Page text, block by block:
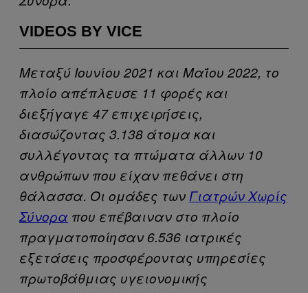
VIDEOS BY VICE
Μεταξύ Ιουνίου 2021 και Μαΐου 2022, το
πλοίο απέπλευσε 11 φορές και
διεξήγαγε 47 επιχειρήσεις,
διασώζοντας 3.138 άτομα και
συλλέγοντας τα πτώματα άλλων 10
ανθρώπων που είχαν πεθάνει στη
θάλασσα. Οι ομάδες των Γιατρών Χωρίς
Σύνορα που επέβαιναν στο πλοίο
πραγματοποίησαν 6.536 ιατρικές
εξετάσεις προσφέροντας υπηρεσίες
πρωτοβάθμιας υγειονομικής